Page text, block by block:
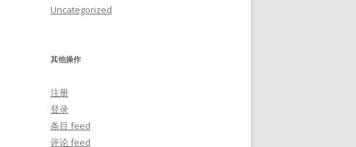
Uncategorized
其他操作
注册
登录
条目 feed
评论 feed